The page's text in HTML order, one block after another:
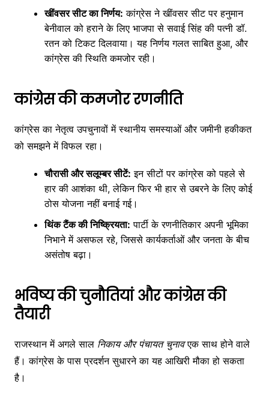
खींवसर सीट का निर्णय: कांग्रेस ने खींवसर सीट पर हनुमान
बेनीवाल को हराने के लिए भाजपा से सवाई सिंह की पत्नी डॉ.
रतन को टिकट दिलवाया। यह निर्णय गलत साबित हुआ, और
कांग्रेस की स्थिति कमजोर रही।
कांग्रेस की कमजोर रणनीति
कांग्रेस का नेतृत्व उपचुनावों में स्थानीय समस्याओं और जमीनी हकीकत
को समझने में विफल रहा।
चौरासी और सलूम्बर सीटें: इन सीटों पर कांग्रेस को पहले से
हार की आशंका थी, लेकिन फिर भी हार से उबरने के लिए कोई
ठोस योजना नहीं बनाई गई।
थिंक टैंक की निष्क्रियता: पार्टी के रणनीतिकार अपनी भूमिका
निभाने में असफल रहे, जिससे कार्यकर्ताओं और जनता के बीच
असंतोष बढ़ा।
भविष्य की चुनौतियां और कांग्रेस की
तैयारी
राजस्थान में अगले साल निकाय और पंचायत चुनावएक साथ होने वाले
हैं। कांग्रेस के पास प्रदर्शन सुधारने का यह आखिरी मौका हो सकता
है।